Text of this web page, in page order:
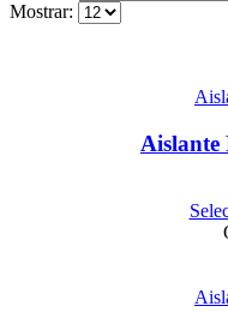
Mostrar:
Aislante